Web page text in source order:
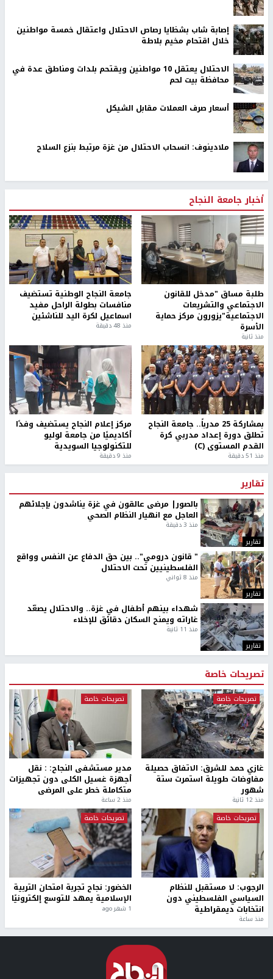
إصابة شاب بشظايا رصاص الاحتلال واعتقال خمسة مواطنين
خلال اقتحام مخيم بلاطة
الاحتلال يعتقل 10 مواطنين ويقتحم بلدات ومناطق عدة في
محافظة بيت لحم
أسعار صرف العملات مقابل الشيكل
ملادينوف: انسحاب الاحتلال من غزة مرتبط بنزع السلاح
أخبار جامعة النجاح
طلبة مساق "مدخل للقانون
الاجتماعي والتشريعات
الاجتماعية"يزورون مركز حماية
الأسرة
منذ ثانية
جامعة النجاح الوطنية تستضيف
منافسات بطولة الراحل مفيد
اسماعيل لكرة اليد للناشئين
منذ 48 دقيقة
بمشاركة 25 مدرباً.. جامعة النجاح
تطلق دورة إعداد مدربي كرة
القدم المستوى (C)
منذ 51 دقيقة
مركز إعلام النجاح يستضيف وفدًا
أكاديميًا من جامعة لوليو
للتكنولوجيا السويدية
منذ 9 دقيقة
تقارير
تقارير
بالصور| مرضى عالقون في غزة يناشدون بإجلائهم
العاجل مع انهيار النظام الصحي
منذ 3 دقيقة
تقارير
" قانون درومي".. بين حق الدفاع عن النفس وواقع
الفلسطينيين تحت الاحتلال
منذ 8 ثواني
تقارير
شهداء بينهم أطفال في غزة.. والاحتلال يصعّد
غاراته ويمنح السكان دقائق للإخلاء
منذ 11 ثانية
تصريحات خاصة
تصريحات خاصة
غازي حمد للشرق: الاتفاق حصيلة
مفاوضات طويلة استمرت ستة
شهور
منذ 12 ثانية
تصريحات خاصة
مدير مستشفى النجاح: : نقل
أجهزة غسيل الكلى دون تجهيزات
متكاملة خطر على المرضى
منذ 2 ساعة
تصريحات خاصة
الرجوب: لا مستقبل للنظام
السياسي الفلسطيني دون
انتخابات ديمقراطية
منذ ساعة
تصريحات خاصة
الخضور: نجاح تجربة امتحان التربية
الإسلامية يمهد للتوسع إلكترونيًا
1 شهر ago